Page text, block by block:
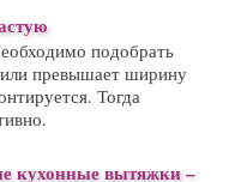
подобрать
превышает ширину
Тогда
кухонные вытяжки–